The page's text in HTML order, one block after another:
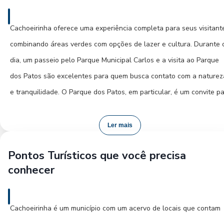
Cachoeirinha oferece uma experiência completa para seus
combinando áreas verdes com opções de lazer e cultura. Durante
dia, um passeio pelo Parque Municipal Carlos e a visita ao Parque
dos Patos são excelentes para quem busca contato com a
e tranquilidade. O Parque dos Patos, em particular, é um convite
uma rica fauna e flora local. Para os interessados em história e
apresentando exposições que contam a trajetória da cidade e de
gente.
À noite, Cachoeirinha revela seu lado vibrante com opções
Ler mais
Pontos Turísticos que você precisa
conhecer
Cachoeirinha é um município com um acervo de locais que contam